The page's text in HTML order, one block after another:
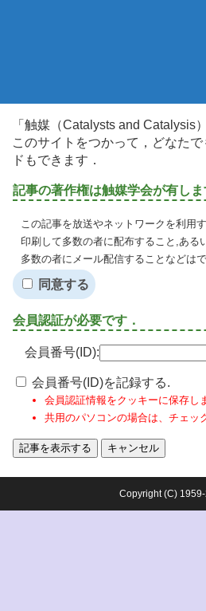
「触媒（Catalysts and
このサイトをつかって，どなた
ドもできます．
記事の著作権は触媒学会が有しま
この記事を放送やネットワークを利用
印刷して多数の者に配布すること,ある
多数の者にメール配信することなどは
同意する
会員認証が必要です．
会員番号(ID):
会員番号(ID)を記録する.
会員認証情報をクッキーに保存し
共用のパソコンの場合は、チェッ
Copyright (C)